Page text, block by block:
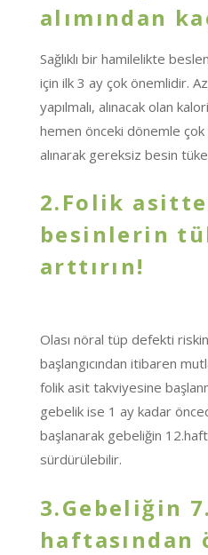
alımından
Sağlıklı bir hamilelikte
için ilk 3 ay çok önemlidir.
yapılmalı, alınacak olan
hemen önceki dönemle çok
alınarak gereksiz besin
2.Folik
besinlerin
Olası nöral tüp defekti
başlangıcından itibaren
folik asit takviyesine
gebelik ise 1 ay kadar
başlanarak gebeliğin
sürdürülebilir.
3.Gebeliğin 7.
haftasından